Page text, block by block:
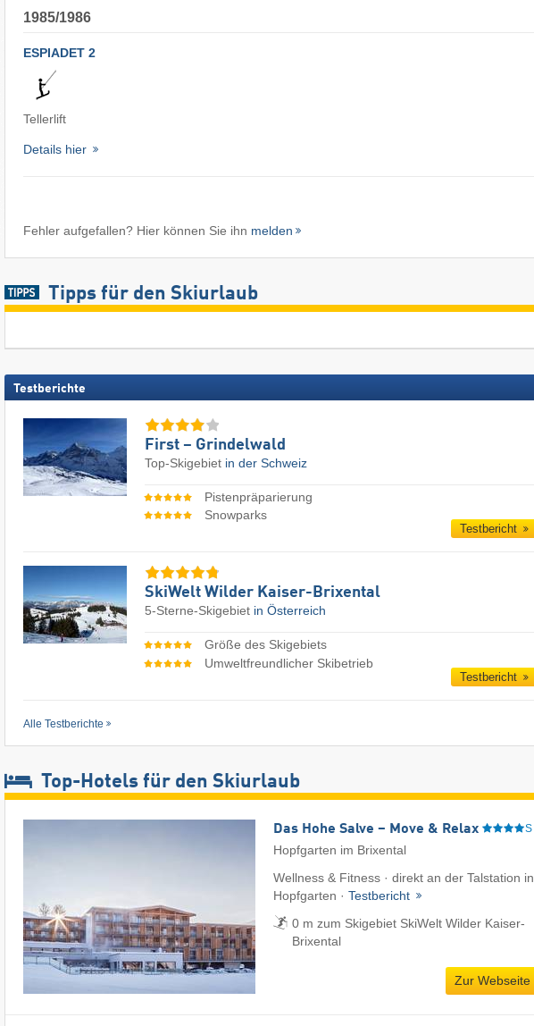
1985/1986
ESPIADET 2
Tellerlift
Details hier
Fehler aufgefallen? Hier können Sie ihn melden
Tipps für den Skiurlaub
Testberichte
First – Grindelwald
Top-Skigebiet in der Schweiz
Pistenpräparierung
Snowparks
Testbericht
SkiWelt Wilder Kaiser-Brixental
5-Sterne-Skigebiet in Österreich
Größe des Skigebiets
Umweltfreundlicher Skibetrieb
Testbericht
Alle Testberichte
Top-Hotels für den Skiurlaub
Das Hohe Salve – Move & Relax S
Hopfgarten im Brixental
Wellness & Fitness · direkt an der Talstation in
Hopfgarten · Testbericht
0 m zum Skigebiet SkiWelt Wilder Kaiser-
Brixental
Zur Webseite